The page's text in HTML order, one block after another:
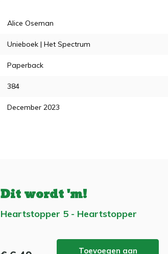
Alice Oseman
Unieboek | Het Spectrum
Paperback
384
December 2023
Dit wordt 'm!
Heartstopper 5 - Heartstopper
Toevoegen aan